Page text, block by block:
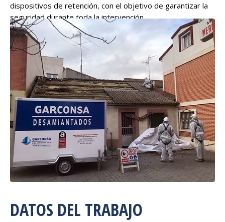
dispositivos de retención, con el objetivo de garantizar la
seguridad durante toda la intervención.
Si quieres ver más trabajos de este tipo, puedes consultar
nuestra página deretirada de uralita y amianto en tejados.
DATOS DEL TRABAJO